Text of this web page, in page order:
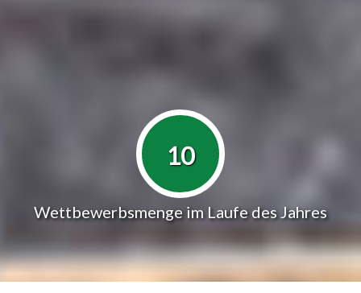
10
Wettbewerbsmenge im Laufe des Jahres